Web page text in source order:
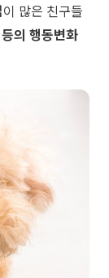
많은 친구들
의 행동변화